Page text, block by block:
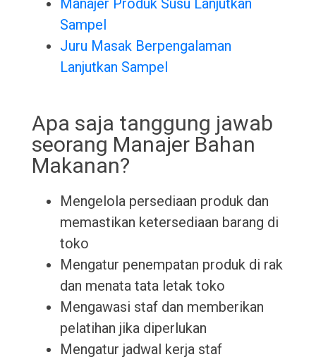
Manajer Produk Susu Lanjutkan
Sampel
Juru Masak Berpengalaman
Lanjutkan Sampel
Apa saja tanggung jawab
seorang Manajer Bahan
Makanan?
Mengelola persediaan produk dan
memastikan ketersediaan barang di
toko
Mengatur penempatan produk di rak
dan menata tata letak toko
Mengawasi staf dan memberikan
pelatihan jika diperlukan
Mengatur jadwal kerja staf